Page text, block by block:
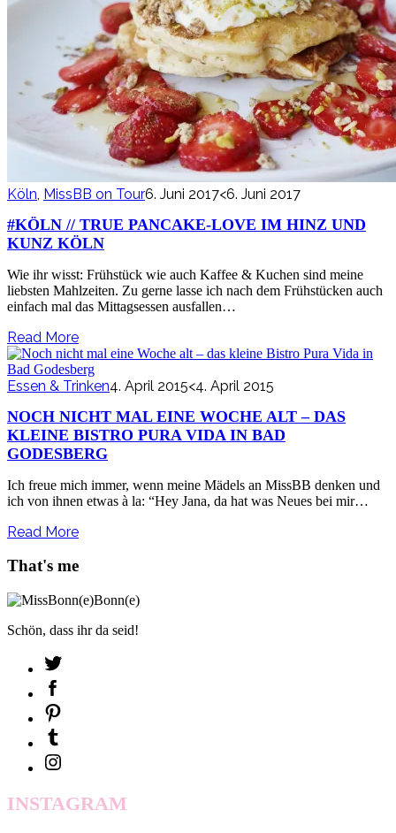
Köln, MissBB on Tour6. Juni 2017<6. Juni 2017
#KÖLN // TRUE PANCAKE-LOVE IM HINZ UND
KUNZ KÖLN
Wie ihr wisst: Frühstück wie auch Kaffee & Kuchen sind meine
liebsten Mahlzeiten. Zu gerne lasse ich nach dem Frühstücken auch
einfach mal das Mittagsessen ausfallen…
Read More
Essen & Trinken4. April 2015<4. April 2015
NOCH NICHT MAL EINE WOCHE ALT – DAS
KLEINE BISTRO PURA VIDA IN BAD
GODESBERG
Ich freue mich immer, wenn meine Mädels an MissBB denken und
ich von ihnen etwas à la: “Hey Jana, da hat was Neues bei mir…
Read More
That's me
Schön, dass ihr da seid!
INSTAGRAM